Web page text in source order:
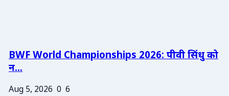
BWF World Championships 2026: पीवी सिंधु को
न...
Aug 5, 2026 0 6